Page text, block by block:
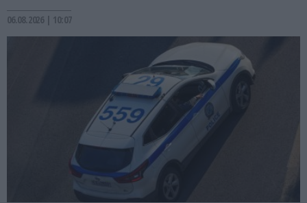
06.08.2026 | 10:07